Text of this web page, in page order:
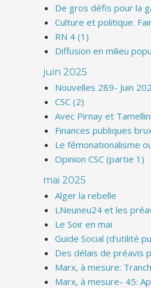
De gros défis pour la
Culture et politique.
RN 4 (1)
Diffusion en milieu
juin 2025
Nouvelles 289- Juin
CSC (2)
Avec Pirnay et
Finances publiques
Le fémonationalisme
Opinion CSC (partie 1)
mai 2025
Alger la rebelle
LNeuneu24 et les
Le Soir en mai
Guide Social (d'utilité
Des délais de préavis
Marx, à mesure:
Marx, à mesure- 45: